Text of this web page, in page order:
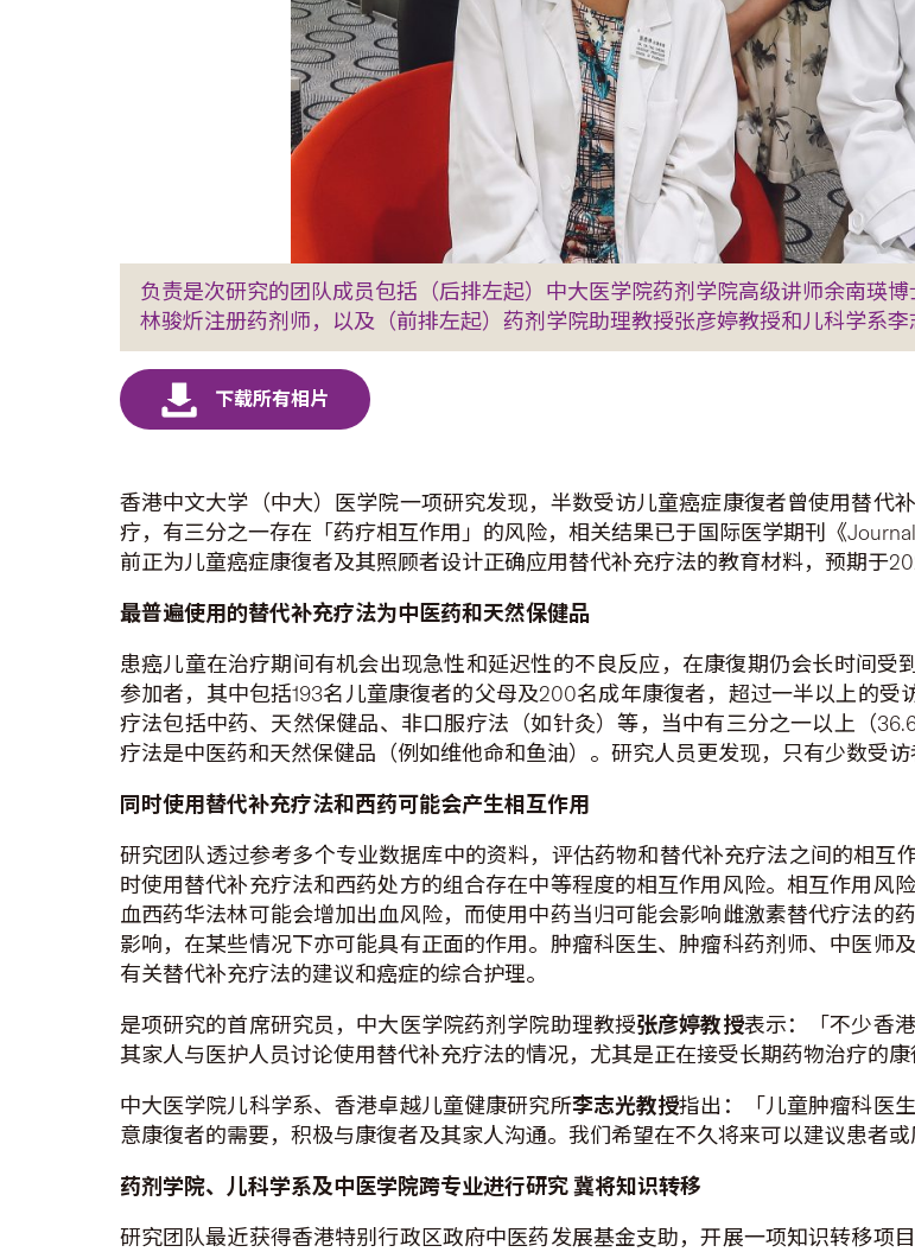
负责是次研究的团队成员包括（后排左起）中大医学院药剂学院高级讲师余南瑛
林骏炘注册药剂师，以及（前排左起）药剂学院助理教授张彦婷教授和儿科学系李
香港中文大学（中大）医学院一项研究发现，半数受访儿童癌症康復者曾使用替代
疗，有三分之一存在「药疗相互作用」的风险，相关结果已于国际医学期刊《
前正为儿童癌症康復者及其照顾者设计正确应用替代补充疗法的教育材料，预期于
最普遍使用的替代补充疗法为中医药和天然保健品
患癌儿童在治疗期间有机会出现急性和延迟性的不良反应，在康復期仍会长时间
参加者，其中包括193名儿童康復者的父母及200名成年康復者，超过一半以上的
疗法包括中药、天然保健品、非口服疗法（如针灸）等，当中有三分之一以上（
疗法是中医药和天然保健品（例如维他命和鱼油）。研究人员更发现，只有少数受
同时使用替代补充疗法和西药可能会产生相互作用
研究团队透过参考多个专业数据库中的资料，评估药物和替代补充疗法之间的相互
时使用替代补充疗法和西药处方的组合存在中等程度的相互作用风险。相互作用风
血西药华法林可能会增加出血风险，而使用中药当归可能会影响雌激素替代疗法的
影响，在某些情况下亦可能具有正面的作用。肿瘤科医生、肿瘤科药剂师、中医师
有关替代补充疗法的建议和癌症的综合护理。
是项研究的首席研究员，中大医学院药剂学院助理教授张彦婷教授表示：「不少香
其家人与医护人员讨论使用替代补充疗法的情况，尤其是正在接受长期药物治疗的康
中大医学院儿科学系、香港卓越儿童健康研究所李志光教授指出：「儿童肿瘤科医
意康復者的需要，积极与康復者及其家人沟通。我们希望在不久将来可以建议患者或
药剂学院、儿科学系及中医学院跨专业进行研究冀将知识转移
研究团队最近获得香港特别行政区政府中医药发展基金支助，开展一项知识转移项